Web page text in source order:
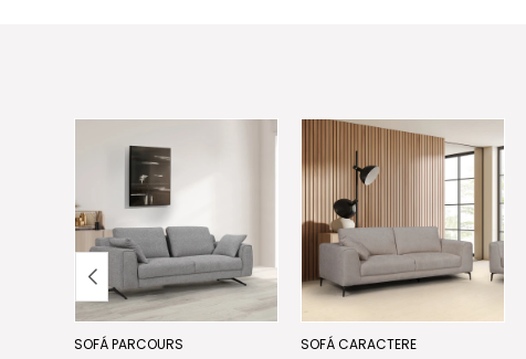
SOFÁ PARCOURS SOFÁ CARACTERE